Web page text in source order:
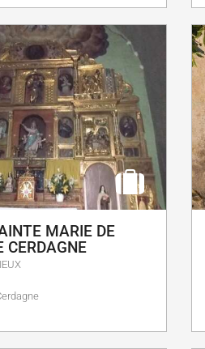
MARIE DE
CERDAGNE